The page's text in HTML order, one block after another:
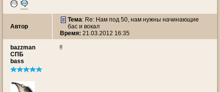
Автор
Тема: Re: Нам под 50, нам нужны начинающие
бас и вокал
Время: 21.03.2012 16:35
bazzman
СПБ
bass
!!